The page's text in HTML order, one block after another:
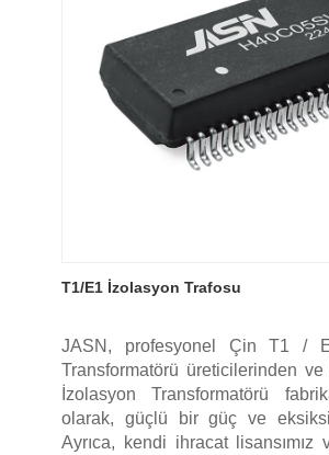
T1/E1 İzolasyon Trafosu
JASN, profesyonel Çin T1 /
Transformatörü üreticilerinden
İzolasyon Transformatörü
olarak, güçlü bir güç ve
Ayrıca, kendi ihracat lisansımız